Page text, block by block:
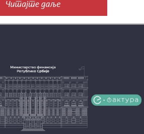
Читајте даље